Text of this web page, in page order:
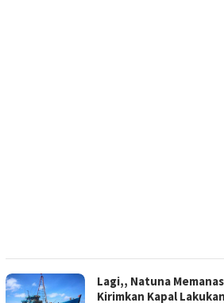
Lagi,, Natuna
Kirimkan Kapal